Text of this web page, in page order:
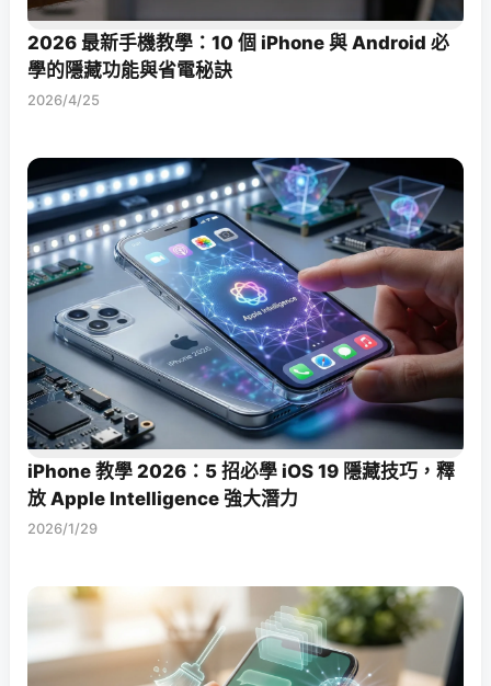
2026 最新手機教學：10 個 iPhone 與 Android 必
學的隱藏功能與省電秘訣
2026/4/25
iPhone 教學 2026：5 招必學 iOS 19 隱藏技巧，釋
放 Apple Intelligence 強大潛力
2026/1/29